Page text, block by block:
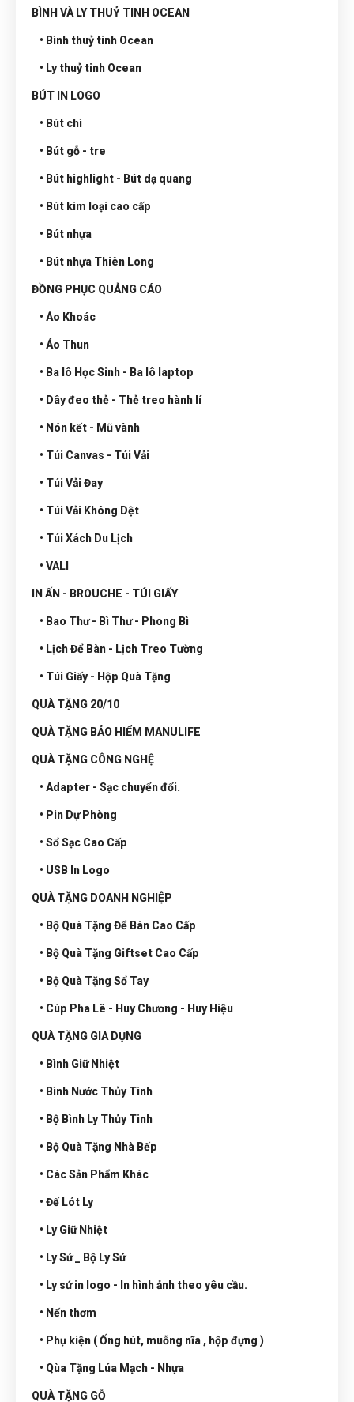
BÌNH VÀ LY THUỶ TINH OCEAN
• Bình thuỷ tinh Ocean
• Ly thuỷ tinh Ocean
BÚT IN LOGO
• Bút chì
• Bút gỗ - tre
• Bút highlight - Bút dạ quang
• Bút kim loại cao cấp
• Bút nhựa
• Bút nhựa Thiên Long
ĐỒNG PHỤC QUẢNG CÁO
• Áo Khoác
• Áo Thun
• Ba lô Học Sinh - Ba lô laptop
• Dây đeo thẻ - Thẻ treo hành lí
• Nón kết - Mũ vành
• Túi Canvas - Túi Vải
• Túi Vải Đay
• Túi Vải Không Dệt
• Túi Xách Du Lịch
• VALI
IN ẤN - BROUCHE - TÚI GIẤY
• Bao Thư - Bì Thư - Phong Bì
• Lịch Để Bàn - Lịch Treo Tường
• Túi Giấy - Hộp Quà Tặng
QUÀ TẶNG 20/10
QUÀ TẶNG BẢO HIỂM MANULIFE
QUÀ TẶNG CÔNG NGHỆ
• Adapter - Sạc chuyển đổi.
• Pin Dự Phòng
• Sổ Sạc Cao Cấp
• USB In Logo
QUÀ TẶNG DOANH NGHIỆP
• Bộ Quà Tặng Để Bàn Cao Cấp
• Bộ Quà Tặng Giftset Cao Cấp
• Bộ Quà Tặng Sổ Tay
• Cúp Pha Lê - Huy Chương - Huy Hiệu
QUÀ TẶNG GIA DỤNG
• Bình Giữ Nhiệt
• Bình Nước Thủy Tinh
• Bộ Bình Ly Thủy Tinh
• Bộ Quà Tặng Nhà Bếp
• Các Sản Phẩm Khác
• Đế Lót Ly
• Ly Giữ Nhiệt
• Ly Sứ _ Bộ Ly Sứ
• Ly sứ in logo - In hình ảnh theo yêu cầu.
• Nến thơm
• Phụ kiện ( Ống hút, muỗng nĩa , hộp đựng )
• Qùa Tặng Lúa Mạch - Nhựa
QUÀ TẶNG GỖ